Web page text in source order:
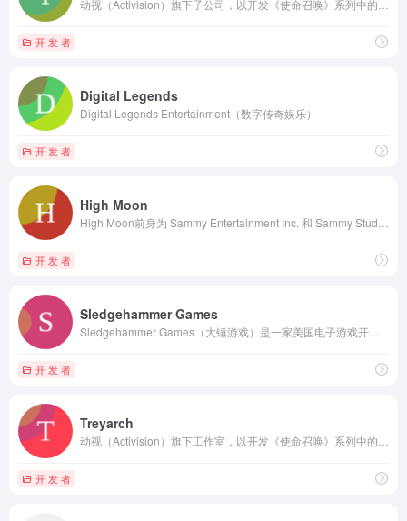
开 发 者
Digital Legends
Digital Legends Entertainment（数字传奇娱乐）
开 发 者
High Moon
开 发 者
Sledgehammer Games
开 发 者
Treyarch
开 发 者